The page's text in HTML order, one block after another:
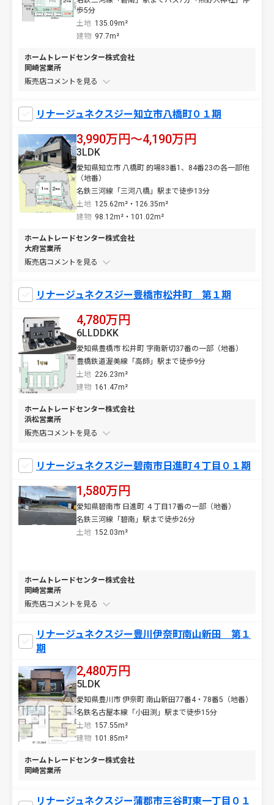
歩5分
土地 135.09m²
建物 97.7m²
ホームトレードセンター株式会社
岡崎営業所
販売店コメントを
リナージュネクスジー知立市八橋町０１期
3,990万円〜4,190万円
愛知県知立市 八橋町 的場83番1、84番23の各一部他
（地番）
名鉄三河線「三河八橋」駅まで徒歩13分
土地 125.62m²・126.35m²
3LDK
建物 98.12m²・101.02m²
ホームトレードセンター株式会社
大府営業所
販売店コメントを
リナージュネクスジー豊橋市松井町 第１期
4,780万円
愛知県豊橋市 松井町 字南新切37番の一部（地番）
豊橋鉄道渥美線「高師」駅まで徒歩9分
土地 226.23m²
6LLDDKK
建物 161.47m²
ホームトレードセンター株式会社
浜松営業所
販売店コメントを
リナージュネクスジー碧南市日進町４丁目０１期
1,580万円
愛知県碧南市 日進町 ４丁目17番の一部（地番）
名鉄三河線「碧南」駅まで徒歩26分
土地 152.03m²
ホームトレードセンター株式会社
岡崎営業所
販売店コメントを
リナージュネクスジー豊川伊奈町南山新田 第１
期
2,480万円
愛知県豊川市 伊奈町 南山新田77番4・78番5（地番）
名鉄名古屋本線「小田渕」駅まで徒歩15分
土地 157.55m²
5LDK
建物 101.85m²
ホームトレードセンター株式会社
岡崎営業所
リナージュネクスジー蒲郡市三谷町東一丁目０１